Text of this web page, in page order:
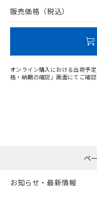
問い合わせください。
販売価格（税込）
オンライン購入における出荷予
格・納期の確認」画面にてご確認
ペ
お知らせ・最新情報